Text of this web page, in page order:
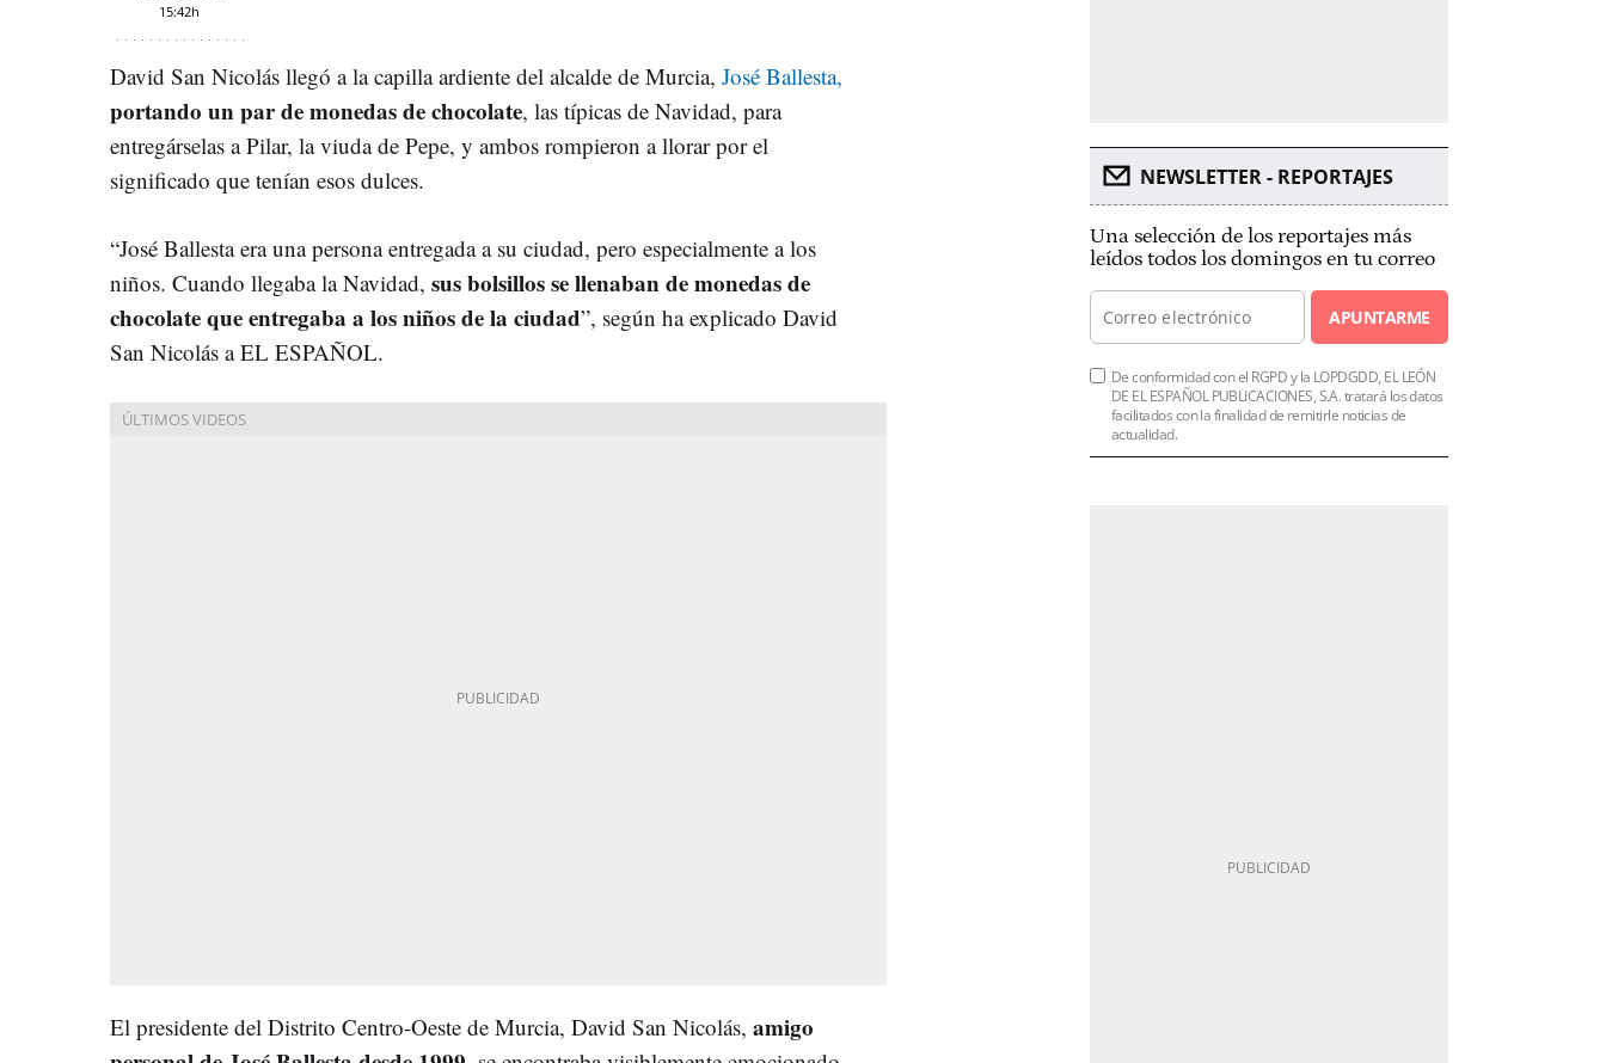
15:42h
David San Nicolás llegó a la capilla ardiente del alcalde de Murcia, José Ballesta,
portando un par de monedas de chocolate, las típicas de Navidad, para
entregárselas a Pilar, la viuda de Pepe, y ambos rompieron a llorar por el
significado que tenían esos dulces.
“José Ballesta era una persona entregada a su ciudad, pero especialmente a los
niños. Cuando llegaba la Navidad, sus bolsillos se llenaban de monedas de
chocolate que entregaba a los niños de la ciudad”, según ha explicado David
San Nicolás a EL ESPAÑOL.
El presidente del Distrito Centro-Oeste de Murcia, David San Nicolás, amigo
NEWSLETTER - REPORTAJES
Una selección de los reportajes más
leídos todos los domingos en tu correo
APUNTARME
De conformidad con el RGPD y la LOPDGDD, EL LEÓN
DE EL ESPAÑOL PUBLICACIONES, S.A. tratará los datos
facilitados con la finalidad de remitirle noticias de
actualidad.